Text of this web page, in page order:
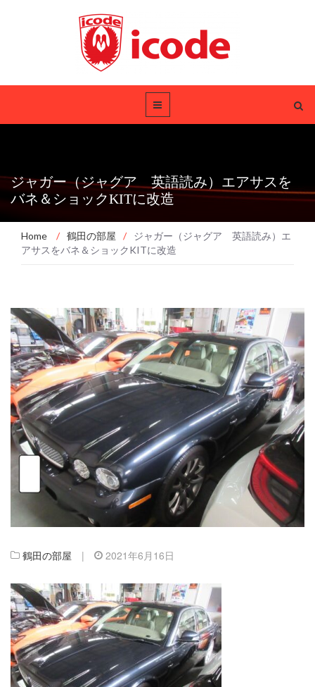
ジャガー（ジャグア 英語読み）エアサスを
バネ＆ショックKITに改造
Home / 鶴田の部屋 /
ジャガー（ジャグア 英語読み）エ
アサスをバネ＆ショックKITに改造
鶴田の部屋 | 2021年6月16日